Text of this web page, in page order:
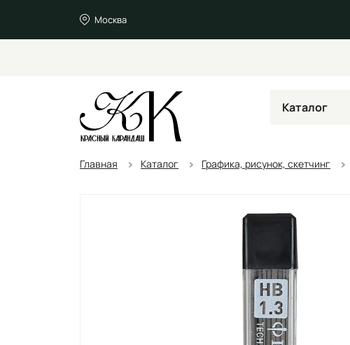
Москва
Каталог
Главная Каталог Графика, рисунок, скетчинг